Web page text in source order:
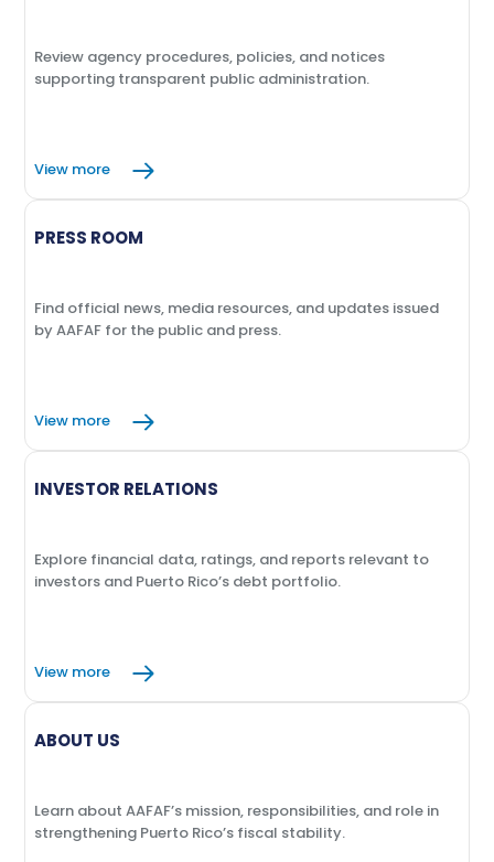
Review agency procedures, policies, and notices
supporting transparent public administration.
View more
PRESS ROOM
Find official news, media resources, and updates issued
by AAFAF for the public and press.
View more
INVESTOR RELATIONS
Explore financial data, ratings, and reports relevant to
investors and Puerto Rico’s debt portfolio.
View more
ABOUT US
Learn about AAFAF’s mission, responsibilities, and role in
strengthening Puerto Rico’s fiscal stability.